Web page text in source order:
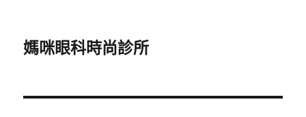
媽咪眼科時尚診所